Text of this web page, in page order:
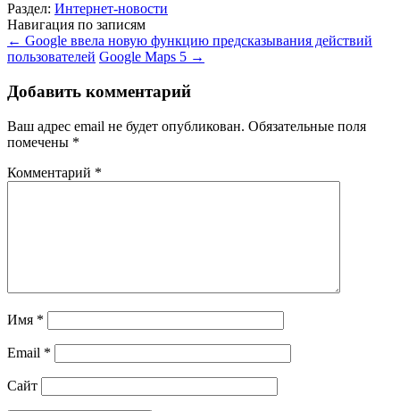
Раздел: Интернет-новости
Навигация по записям
← Google ввела новую функцию предсказывания действий
пользователей Google Maps 5 →
Добавить комментарий
Ваш адрес email не будет опубликован. Обязательные поля
помечены *
Комментарий *
Имя *
Email *
Сайт